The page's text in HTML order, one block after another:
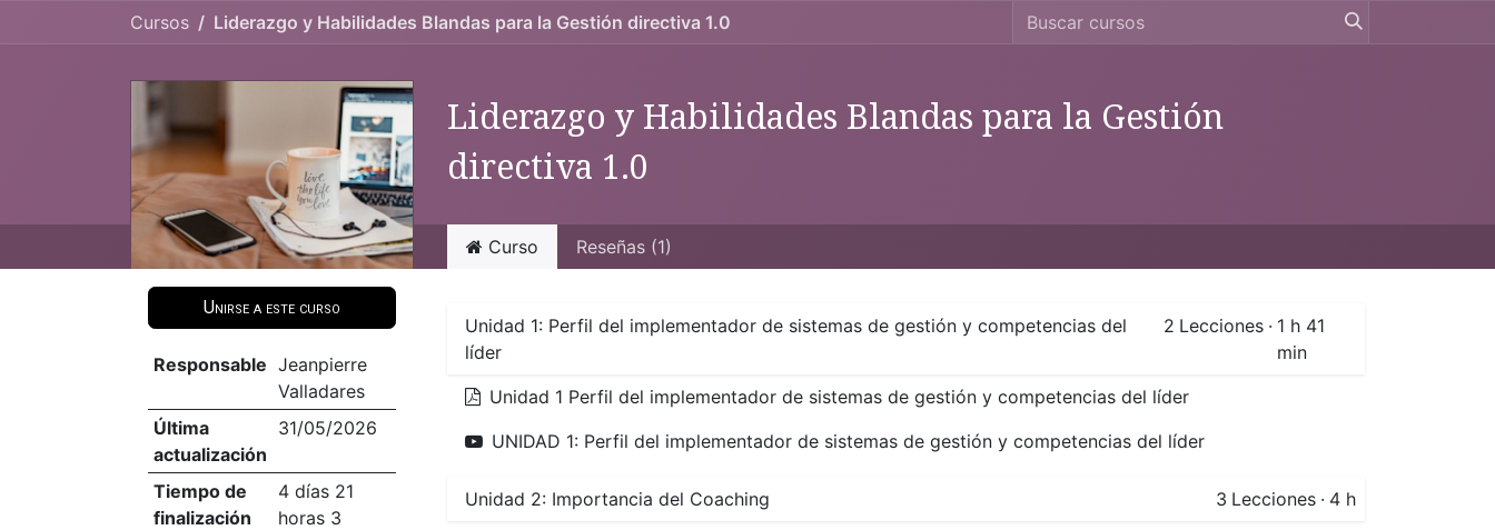
Cursos Liderazgo y Habilidades Blandas para la Gestión directiva 1.0
Liderazgo y Habilidades Blandas para la Gestión
directiva 1.0
Unirse a este curso
Responsable Jeanpierre
Valladares
Última
actualización
31/05/2026
Tiempo de
finalización
4 días 21
horas 3
Curso Reseñas (1)
Unidad 1: Perfil del implementador de sistemas de gestión y competencias del
líder
2 Lecciones · 1 h 41
min
Unidad 1 Perfil del implementador de sistemas de gestión y competencias del líder
UNIDAD 1: Perfil del implementador de sistemas de gestión y competencias del líder
Unidad 2: Importancia del Coaching 3 Lecciones · 4 h